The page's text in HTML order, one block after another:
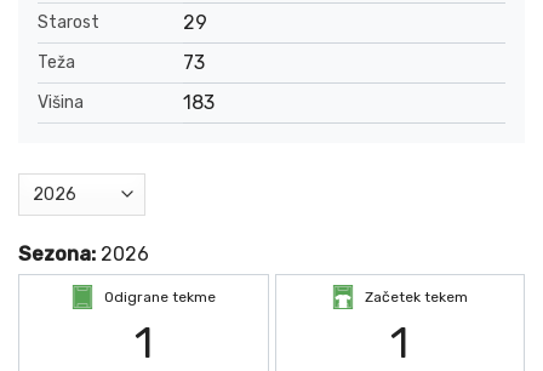
Starost 29
Teža 73
Višina 183
Sezona: 2026
Odigrane tekme
1
Začetek tekem
1